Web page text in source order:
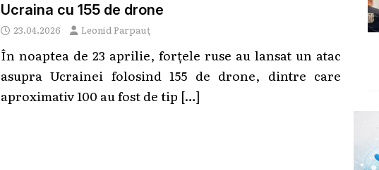
Ucraina cu 155 de drone
23.04.2026 Leonid Parpauț
În noaptea de 23 aprilie, forțele ruse au lansat un atac
asupra Ucrainei folosind 155 de drone, dintre care
aproximativ 100 au fost de tip […]